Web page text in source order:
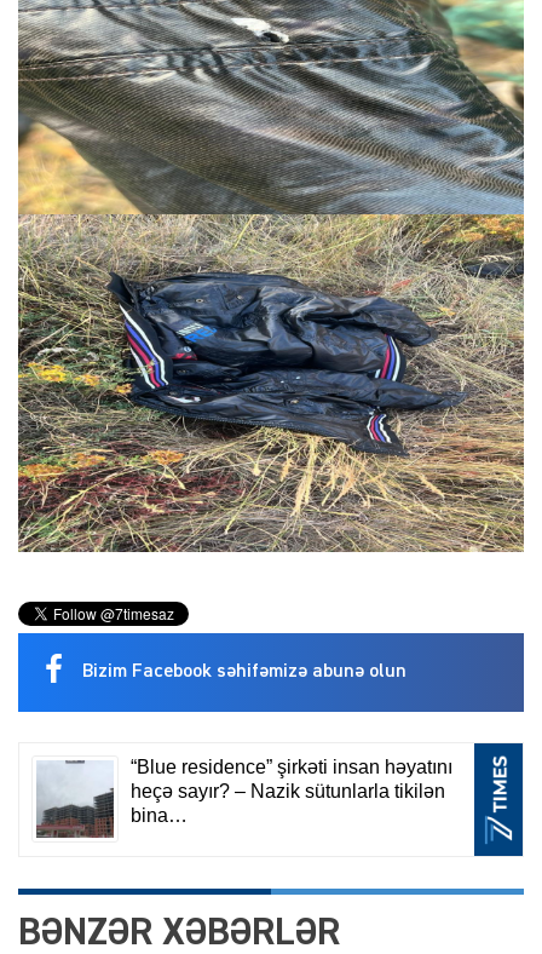
Bizim Facebook səhifəmizə abunə olun
BƏNZƏR XƏBƏRLƏR